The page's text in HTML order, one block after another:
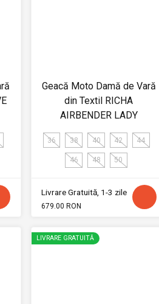
Geacă Moto Damă de Vară
din Textil RICHA
AIRBENDER LADY
36 38 40 42 44
46 48 50
Livrare Gratuită, 1-3 zile
679.00 RON
LIVRARE GRATUITĂ